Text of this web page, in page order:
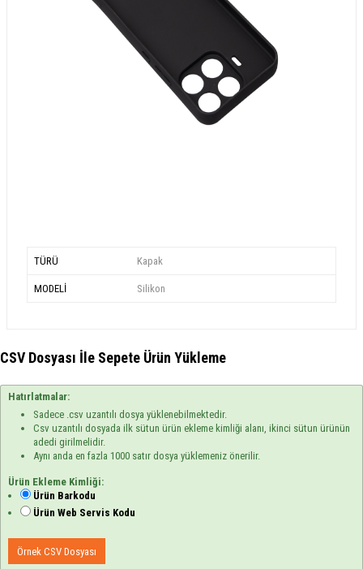
TÜRÜ Kapak
MODELİ Silikon
CSV Dosyası İle Sepete Ürün Yükleme
Hatırlatmalar:
Sadece .csv uzantılı dosya yüklenebilmektedir.
Csv uzantılı dosyada ilk sütun ürün ekleme kimliği alanı, ikinci sütun ürünün
adedi girilmelidir.
Aynı anda en fazla 1000 satır dosya yüklemeniz önerilir.
Ürün Ekleme Kimliği:
Ürün Barkodu
Ürün Web Servis Kodu
Örnek CSV Dosyası